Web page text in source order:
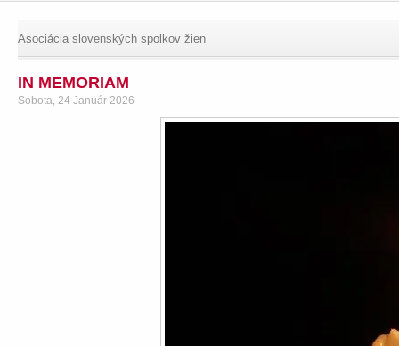
Asociácia slovenských spolkov žien
IN MEMORIAM
Sobota, 24 Január 2026